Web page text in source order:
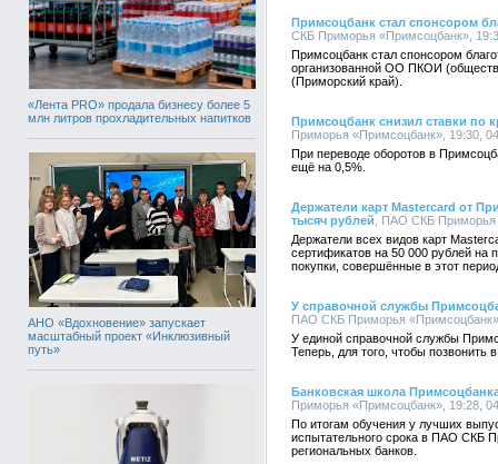
«Лента PRO» продала бизнесу более 5
млн литров прохладительных напитков
АНО «Вдохновение» запускает
масштабный проект «Инклюзивный
путь»
Примсоцбанк стал спонсором
СКБ Приморья «Примсоцбанк»,
Примсоцбанк стал спонсором
организованной ОО ПКОИ
(Приморский край).
Примсоцбанк снизил ставки по
Приморья «Примсоцбанк», 19:30,
При переводе оборотов в
ещё на 0,5%.
Держатели карт Mastercard от
тысяч рублей , ПАО СКБ Приморья
Держатели всех видов карт
сертификатов на 50 000 рублей на
покупки, совершённые в этот
У справочной службы
ПАО СКБ Приморья
У единой справочной службы
Теперь, для того, чтобы позвонить
Банковская школа
Приморья «Примсоцбанк», 19:28,
По итогам обучения у лучших
испытательного срока в ПАО СКБ
региональных банков.